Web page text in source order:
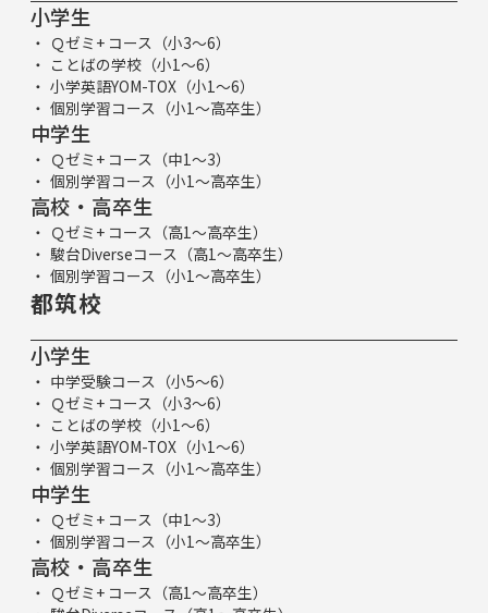
小学生
Ｑゼミ+ コース（小3～6）
ことばの学校（小1～6）
小学英語YOM-TOX（小1～6）
個別学習コース（小1～高卒生）
中学生
Ｑゼミ+ コース（中1～3）
個別学習コース（小1～高卒生）
高校・高卒生
Ｑゼミ+ コース（高1～高卒生）
駿台Diverseコース（高1～高卒生）
個別学習コース（小1～高卒生）
都筑校
小学生
中学受験コース（小5～6）
Ｑゼミ+ コース（小3～6）
ことばの学校（小1～6）
小学英語YOM-TOX（小1～6）
個別学習コース（小1～高卒生）
中学生
Ｑゼミ+ コース（中1～3）
個別学習コース（小1～高卒生）
高校・高卒生
Ｑゼミ+ コース（高1～高卒生）